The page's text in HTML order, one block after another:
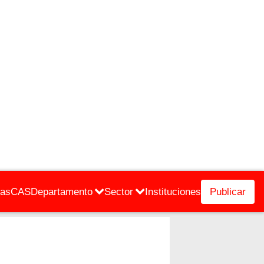
CASDepartamento Sector Instituciones Publicar